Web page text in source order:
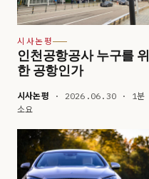
시사논평
인천공항공사 누구를 위
한 공항인가
시사논평 · 2026.06.30 · 1분
소요